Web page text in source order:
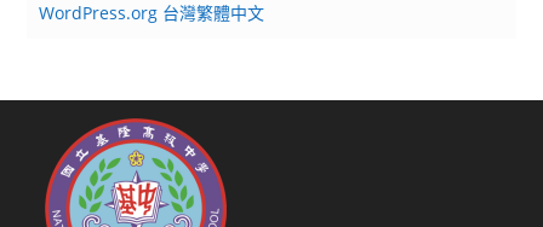
WordPress.org 台灣繁體中文